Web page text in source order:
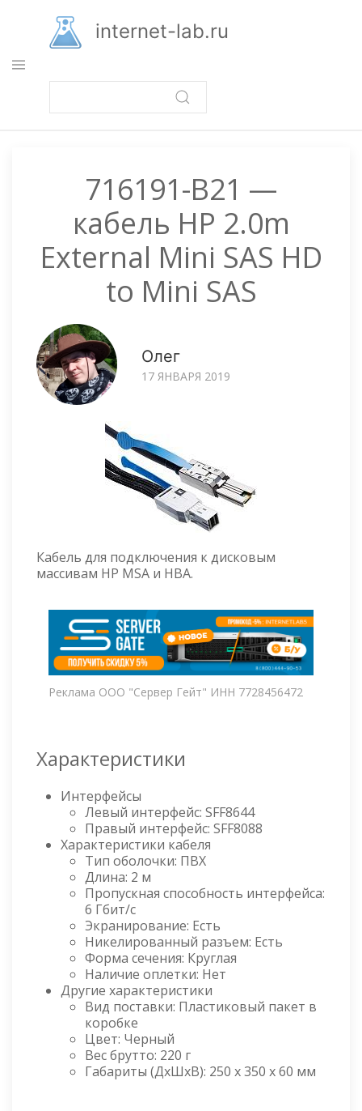
основному
содержанию
internet-lab.ru
716191-B21 —
кабель HP 2.0m
External Mini SAS HD
to Mini SAS
Олег
17 ЯНВАРЯ 2019
Кабель для подключения к дисковым
массивам HP MSA и HBA.
Реклама ООО "Сервер Гейт" ИНН 7728456472
Характеристики
Интерфейсы
Левый интерфейс: SFF8644
Правый интерфейс: SFF8088
Характеристики кабеля
Тип оболочки: ПВХ
Длина: 2 м
Пропускная способность интерфейса:
6 Гбит/с
Экранирование: Есть
Никелированный разъем: Есть
Форма сечения: Круглая
Наличие оплетки: Нет
Другие характеристики
Вид поставки: Пластиковый пакет в
коробке
Цвет: Черный
Вес брутто: 220 г
Габариты (ДxШxВ): 250 x 350 x 60 мм